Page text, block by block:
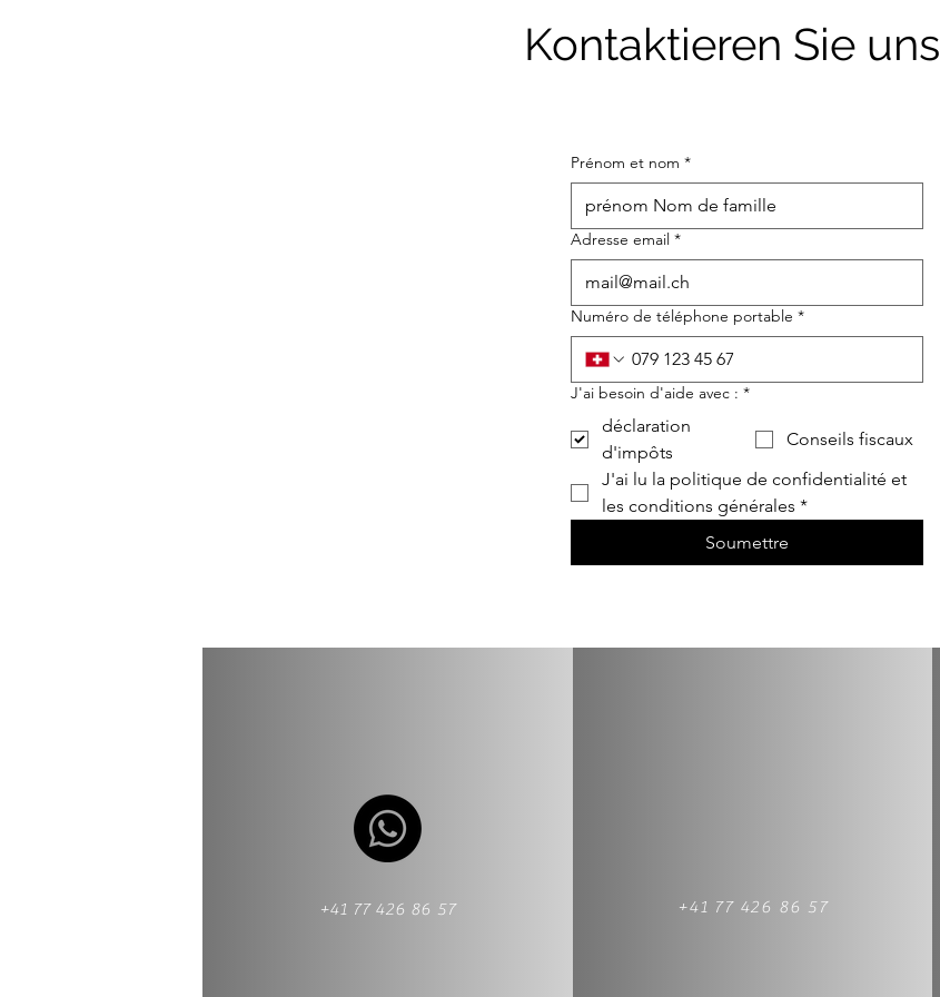
Kontaktieren Sie uns
Prénom et nom *
Adresse email *
Numéro de téléphone portable *
J'ai besoin d'aide avec : *
déclaration
d'impôts
Conseils fiscaux
J'ai lu la politique de confidentialité et
les conditions générales *
Soumettre
+41 77 426 86 57 +41 77 426 86 57